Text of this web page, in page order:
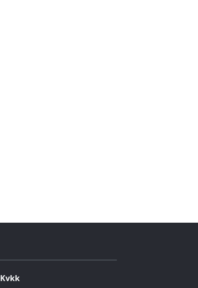
Kvkk